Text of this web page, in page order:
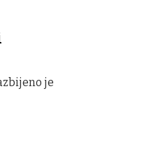
je